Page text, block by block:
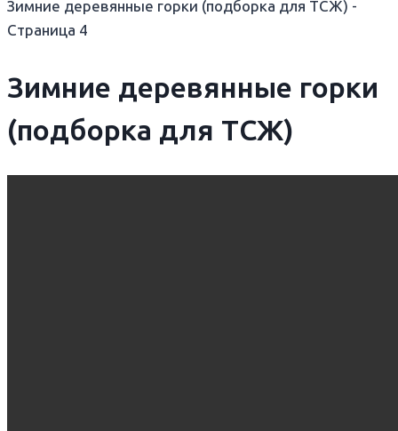
Зимние деревянные горки (подборка для ТСЖ) -
Страница 4
Зимние деревянные горки
(подборка для ТСЖ)